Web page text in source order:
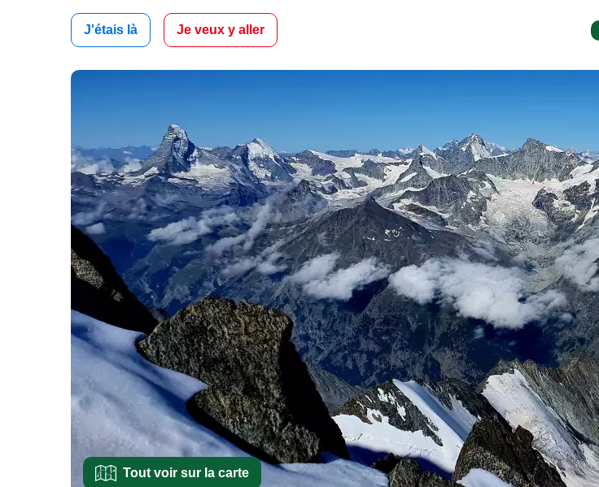
J'étais là Je veux y aller
Tout voir sur la carte